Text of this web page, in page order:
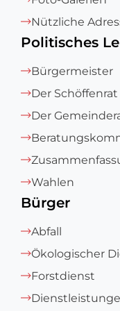
Nützliche
Politisches
Bürgermeister
Der Schöffenrat
Der
Wahlen
Bürger
Abfall
Ökologischer
Forstdienst